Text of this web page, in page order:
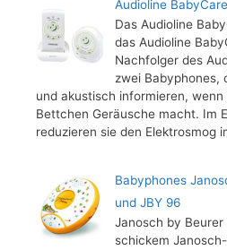
Audioline
Das Audioline
das Audioline
Nachfolger des
zwei Babyphones,
und akustisch informieren, wenn
Bettchen Geräusche macht. Im
reduzieren sie den Elektrosmog
Babyphones
und JBY 96
Janosch by
schickem